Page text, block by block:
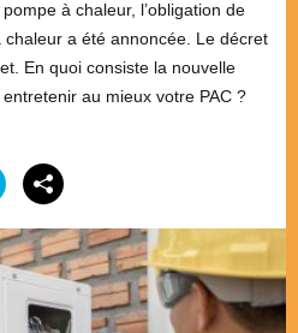
à chaleur, l’obligation de
a été annoncée. Le décret
En quoi consiste la nouvelle
au mieux votre PAC ?